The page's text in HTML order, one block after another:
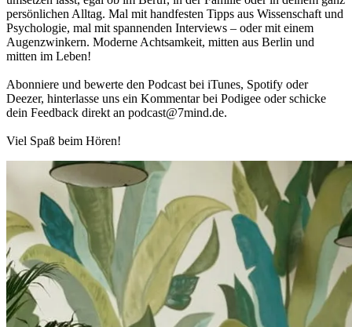
per­sön­li­chen Alltag. Mal mit hand­fes­ten Tipps aus Wis­sen­schaft und
Psy­cho­lo­gie, mal mit spannenden Interviews – oder mit einem
Augen­zwin­kern. Moderne Acht­sam­keit, mitten aus Berlin und
mitten im Leben!
Abon­niere und bewerte den Pod­cast bei iTunes, Spo­tify oder
Deezer, hin­ter­lasse uns ein Kom­men­tar bei Podigee oder schi­cke
dein Feed­back direkt an podcast@​7​mind.​de.
Viel Spaß beim Hören!